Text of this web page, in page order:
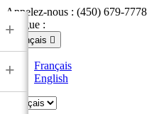
Appelez-nous : (450) 679-7778
Langue :
Français 
Français
English
+
+